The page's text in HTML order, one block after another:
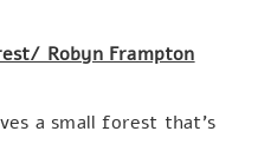
Robyn Frampton
a small forest that’s